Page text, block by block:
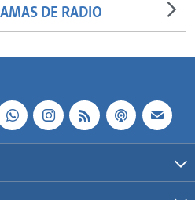
DE RADIO